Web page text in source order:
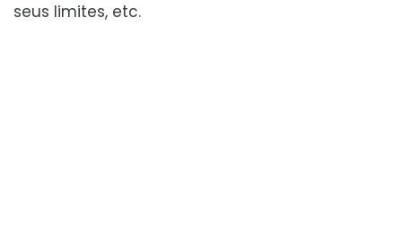
seus limites, etc.